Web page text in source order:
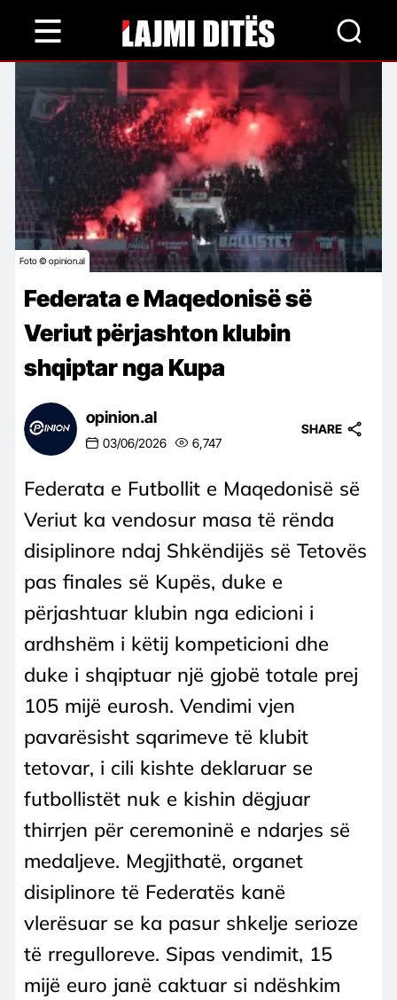
content
Foto © opinion.al
Federata e Maqedonisë së
Veriut përjashton klubin
shqiptar nga Kupa
opinion.al
03/06/2026 6,747
SHARE
Federata e Futbollit e Maqedonisë së
Veriut ka vendosur masa të rënda
disiplinore ndaj Shkëndijës së Tetovës
pas finales së Kupës, duke e
përjashtuar klubin nga edicioni i
ardhshëm i këtij kompeticioni dhe
duke i shqiptuar një gjobë totale prej
105 mijë eurosh. Vendimi vjen
pavarësisht sqarimeve të klubit
tetovar, i cili kishte deklaruar se
futbollistët nuk e kishin dëgjuar
thirrjen për ceremoninë e ndarjes së
medaljeve. Megjithatë, organet
disiplinore të Federatës kanë
vlerësuar se ka pasur shkelje serioze
të rregulloreve. Sipas vendimit, 15
mijë euro janë caktuar si ndëshkim